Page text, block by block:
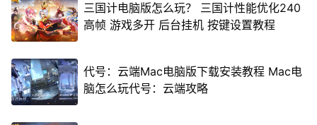
三国计电脑版怎么玩？ 三国计性能优化240
高帧 游戏多开 后台挂机 按键设置教程
代号：云端Mac电脑版下载安装教程 Mac电
脑怎么玩代号：云端攻略